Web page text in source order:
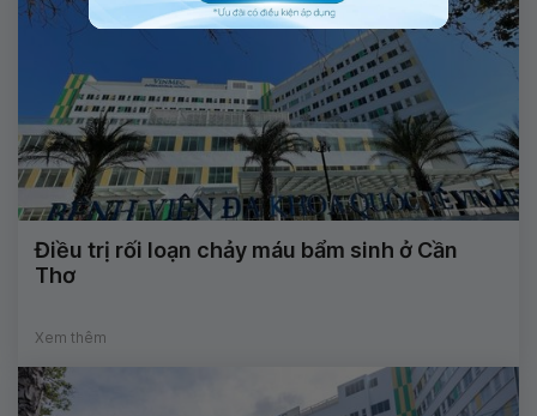
Điều trị rối loạn chảy máu bẩm sinh ở Cần
Thơ
Xem thêm